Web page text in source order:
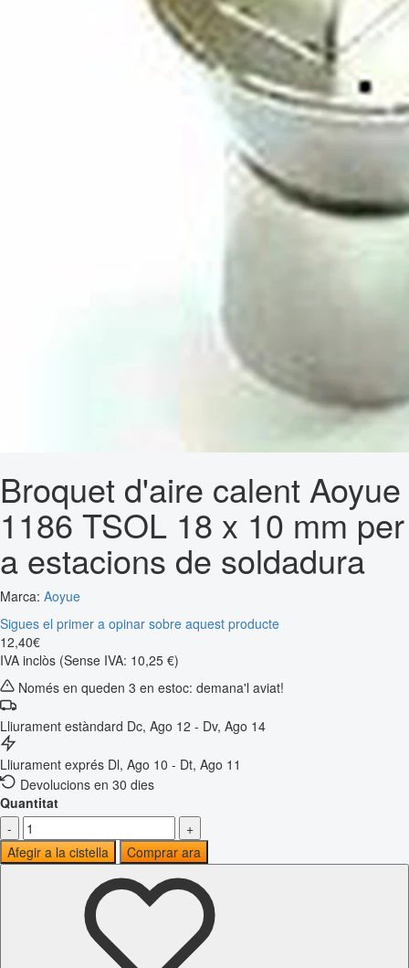
Broquet d'aire calent Aoyue
1186 TSOL 18 x 10 mm per
a estacions de soldadura
Marca: Aoyue
Sigues el primer a opinar sobre aquest producte
12,40€
IVA inclòs (Sense IVA: 10,25 €)
Només en queden 3 en estoc: demana'l aviat!
Lliurament estàndard Dc, Ago 12 - Dv, Ago 14
Lliurament exprés Dl, Ago 10 - Dt, Ago 11
Devolucions en 30 dies
Quantitat
-
+
Afegir a la cistella
Comprar ara